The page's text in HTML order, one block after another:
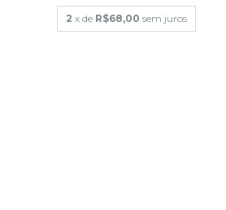
2 x de R$68,00 sem juros